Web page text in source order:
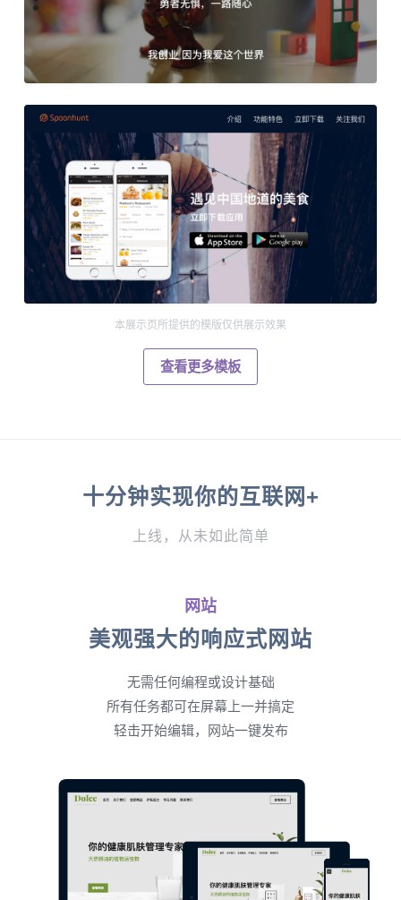
本展示页所提供的模版仅供展示效果
查看更多模板
十分钟实现你的互联网+
上线，从未如此简单
网站
美观强大的响应式网站
无需任何编程或设计基础
所有任务都可在屏幕上一并搞定
轻击开始编辑，网站一键发布